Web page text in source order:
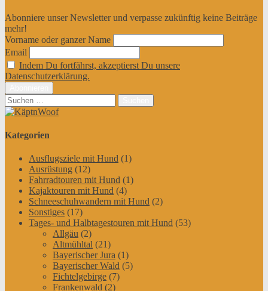
Abonniere unser Newsletter und verpasse zukünftig keine Beiträge
mehr!
Vorname oder ganzer Name
Email
Indem Du fortfährst, akzeptierst Du unsere
Datenschutzerklärung.
Suchen
nach:
Kategorien
Ausflugsziele mit Hund (1)
Ausrüstung (12)
Fahrradtouren mit Hund (1)
Kajaktouren mit Hund (4)
Schneeschuhwandern mit Hund (2)
Sonstiges (17)
Tages- und Halbtagestouren mit Hund (53)
Allgäu (2)
Altmühltal (21)
Bayerischer Jura (1)
Bayerischer Wald (5)
Fichtelgebirge (7)
Frankenwald (2)